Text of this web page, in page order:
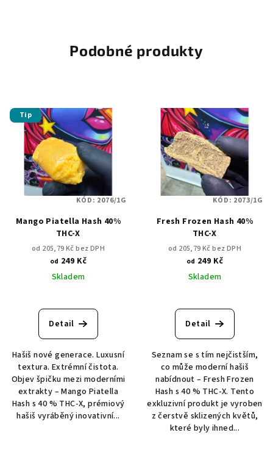
Podobné produkty
Tip
Mango Piatella Hash 40%
THC-X
od 205,79 Kč bez DPH
od 249 Kč
Skladem
Detail
Hašiš nové generace. Luxusní
textura. Extrémní čistota.
Objev špičku mezi moderními
extrakty – Mango Piatella
Hash s 40 % THC-X, prémiový
hašiš vyráběný inovativní...
KÓD: 2076/1G
Fresh Frozen Hash 40%
THC-X
od 205,79 Kč bez DPH
od 249 Kč
Skladem
Detail
Seznam se s tím nejčistším,
co může moderní hašiš
nabídnout – Fresh Frozen
Hash s 40 % THC-X. Tento
exkluzivní produkt je vyroben
z čerstvě sklizených květů,
které byly ihned...
KÓD: 2073/1G